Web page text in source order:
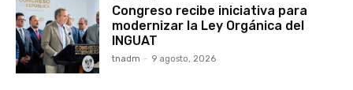
Congreso recibe iniciativa para
modernizar la Ley Orgánica del
INGUAT
tnadm - 9 agosto, 2026